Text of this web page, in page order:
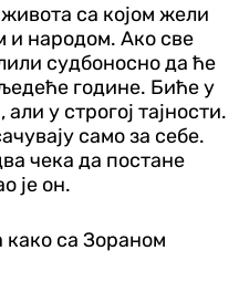
са којом жели
и народом. Ако све
судбоносно да ће
године. Биће у
у строгој тајности.
само за себе.
чека да постане
је он.
како са Зораном